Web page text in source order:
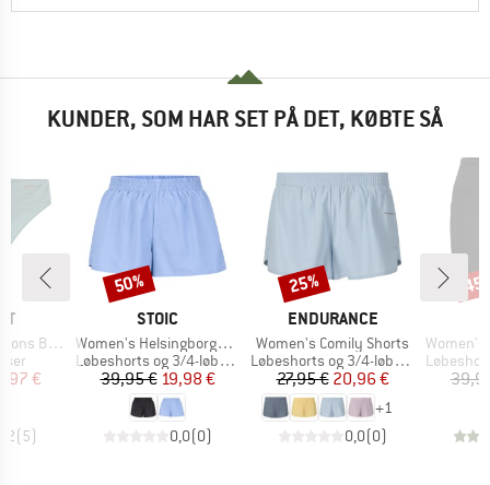
KUNDER, SOM HAR SET PÅ DET, KØBTE SÅ
Bottom
pris
€
(5)
MÆRKE
STOIC
Artikel
Women's HelsingborgSt. Performance Light Shorts
Produktgruppe
Løbeshorts og 3/4-løbetights
Pris
39,95 €Nedsat pris
19,98 €
0,0(0)
Rabat
50%
MÆRKE
ENDURANCE
Artikel
Women's Comily Shorts
Produktgruppe
Løbeshorts og 3/4-løbetights
Pris
27,95 € Nedsat pris
20,96 €
+1
0,0(0)
Rabat
25%
Artikel
Women's
Løbeshorts